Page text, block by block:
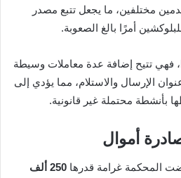
مختلفين، ما يجعل تتبع مصدر
أمرًا بالغ الصعوبة.
، فهي تتيح إضافة عدة معاملات وسيطة
الإرسال والاستلام، مما يؤدي إلى
بأنشطة محتملة غير قانونية.
أموال
المحكمة غرامة قدرها
250 ألف